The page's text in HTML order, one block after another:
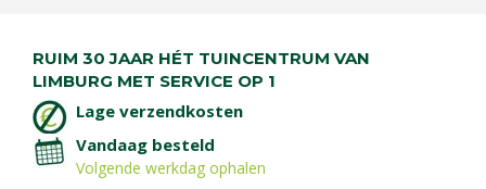
RUIM 30 JAAR HÉT TUINCENTRUM VAN
LIMBURG MET SERVICE OP 1
Lage verzendkosten
Vandaag besteld
Volgende werkdag ophalen